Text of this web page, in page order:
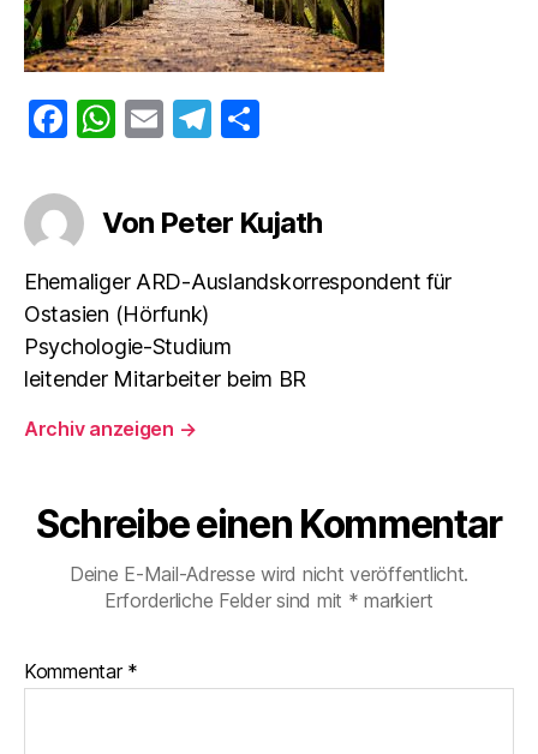
F
c
e
b
o
o
k
W
s
A
p
p
E
l
T
gr
a
n
Von Peter Kujath
Ehemaliger ARD-Auslandskorrespondent für
Ostasien (Hörfunk)
Psychologie-Studium
leitender Mitarbeiter beim BR
Archiv anzeigen →
Schreibe einen Kommentar
Deine E-Mail-Adresse wird nicht veröffentlicht.
Erforderliche Felder sind mit * markiert
Kommentar *